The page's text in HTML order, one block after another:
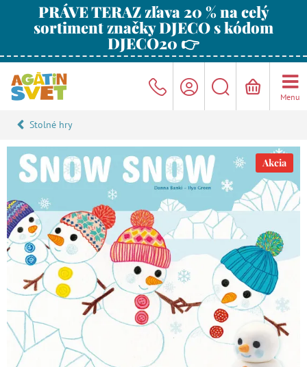
PRÁVE TERAZ zľava 20 % na celý
sortiment značky DJECO s kódom
DJECO20 👉
Menu
Stolné hry
Akcia